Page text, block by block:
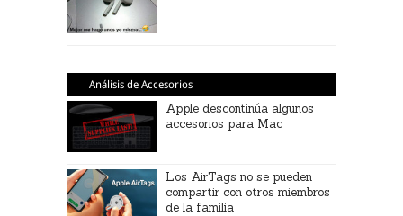
Análisis de Accesorios
Apple descontinúa algunos
accesorios para Mac
Los AirTags no se pueden
compartir con otros miembros
de la familia